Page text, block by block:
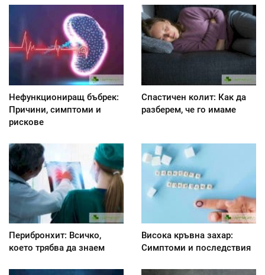
Нефункциониращ бъбрек:
Причини, симптоми и
рискове
Спастичен колит: Как да
разберем, че го имаме
Перибронхит: Всичко,
което трябва да знаем
Висока кръвна захар:
Симптоми и последствия